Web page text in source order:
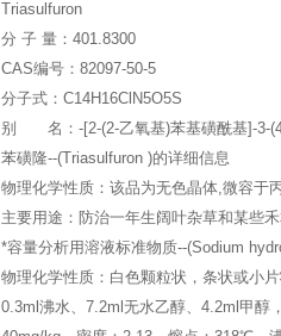
Triasulfuron
分 子 量：401.8300
CAS编号：82097-50-5
分子式：C14H16ClN5O5S
别 名：-[2-(2-乙氧基)苯基磺酰基]-3-
苯磺隆--(Triasulfuron )的详细信息
物理化学性质：该品为无色晶体,微容于
主要用途：防治一年生阔叶杂草和某些
*容量分析用溶液标准物质--(Sodium
物理化学性质：白色颗粒状，条状或小
0.3ml沸水、7.2ml无水乙醇、4.2ml甲醇